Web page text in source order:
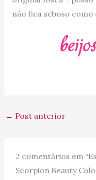
não fica seboso
← Post anterior
2 comentários em
Scorpion Beauty